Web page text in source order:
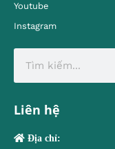
Youtube
Instagram
Liên hệ
Địa chỉ: